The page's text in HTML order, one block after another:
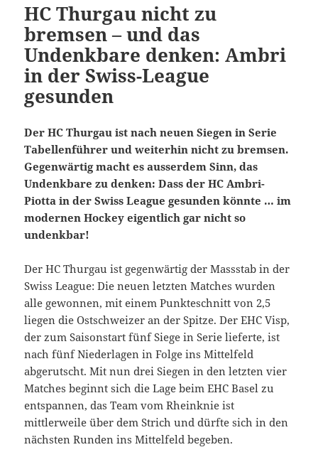
HC Thurgau nicht zu
bremsen – und das
Undenkbare denken: Ambri
in der Swiss-League
gesunden
Der HC Thurgau ist nach neuen Siegen in Serie
Tabellenführer und weiterhin nicht zu bremsen.
Gegenwärtig macht es ausserdem Sinn, das
Undenkbare zu denken: Dass der HC Ambri-
Piotta in der Swiss League gesunden könnte … im
modernen Hockey eigentlich gar nicht so
undenkbar!
Der HC Thurgau ist gegenwärtig der Massstab in der
Swiss League: Die neuen letzten Matches wurden
alle gewonnen, mit einem Punkteschnitt von 2,5
liegen die Ostschweizer an der Spitze. Der EHC Visp,
der zum Saisonstart fünf Siege in Serie lieferte, ist
nach fünf Niederlagen in Folge ins Mittelfeld
abgerutscht. Mit nun drei Siegen in den letzten vier
Matches beginnt sich die Lage beim EHC Basel zu
entspannen, das Team vom Rheinknie ist
mittlerweile über dem Strich und dürfte sich in den
nächsten Runden ins Mittelfeld begeben.